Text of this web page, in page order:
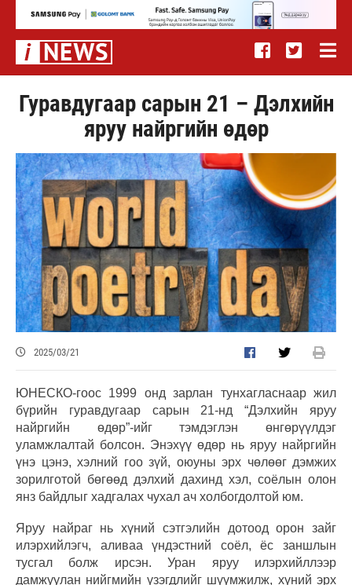
Гуравдугаар сарын 21 – Дэлхийн
яруу найргийн өдөр
2025/03/21
ЮНЕСКО-гоос 1999 онд зарлан тунхагласнаар жил
бүрийн гуравдугаар сарын 21-нд “Дэлхийн яруу
найргийн өдөр”-ийг тэмдэглэн өнгөрүүлдэг
уламжлалтай болсон. Энэхүү өдөр нь яруу найргийн
үнэ цэнэ, хэлний гоо зүй, оюуны эрх чөлөөг дэмжих
зорилготой бөгөөд дэлхий дахинд хэл, соёлын олон
янз байдлыг хадгалах чухал ач холбогдолтой юм.
Яруу найраг нь хүний сэтгэлийн дотоод орон зайг
илэрхийлэгч, аливаа үндэстний соёл, ёс заншлын
тусгал болж ирсэн. Уран яруу илэрхийллээр
дамжуулан нийгмийн үзэгдлийг шүүмжилж, хүний эрх